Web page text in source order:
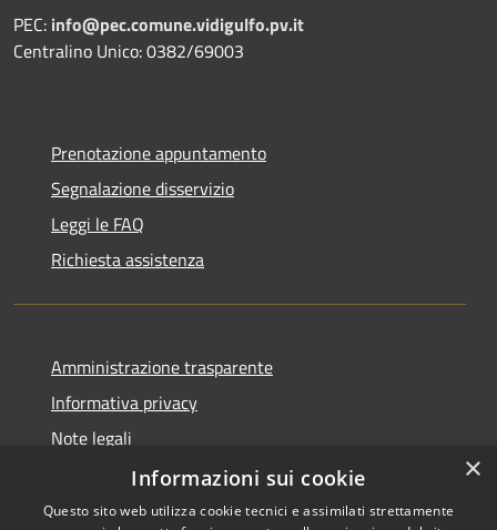
PEC: info@pec.comune.vidigulfo.pv.it
Centralino Unico: 0382/69003
Prenotazione appuntamento
Segnalazione disservizio
Leggi le FAQ
Richiesta assistenza
Amministrazione trasparente
Informativa privacy
Note legali
Dichiarazione di accessibilità
×
Informazioni sui cookie
Questo sito web utilizza cookie tecnici e assimilati strettamente